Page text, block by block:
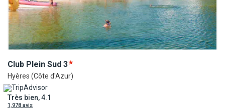
Club Plein Sud 3
Hyères (Côte d'Azur)
Très bien, 4.1
1,978 avis